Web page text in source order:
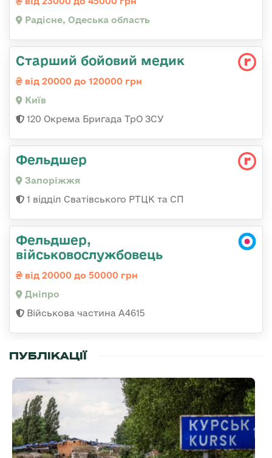
Радісне, Одеська область
Старший бойовий медик
від 20000 до 120000 грн
Київ
120 Окрема Бригада ТрО ЗСУ
Фельдшер
Запоріжжя
1 відділ Сватівського РТЦК та СП
Фельдшер,
військовослужбовець
від 20000 до 50000 грн
Дніпро
Військова частина А4615
ПУБЛІКАЦІЇ